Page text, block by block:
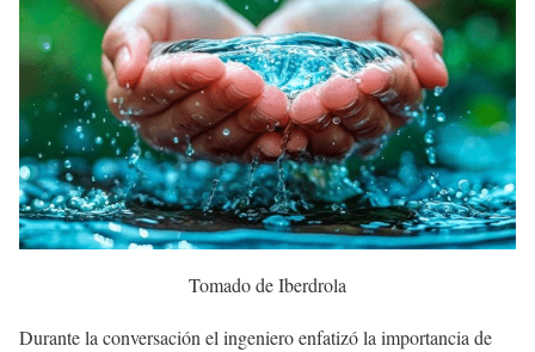
Tomado de Iberdrola
Durante la conversación el ingeniero enfatizó la importancia de